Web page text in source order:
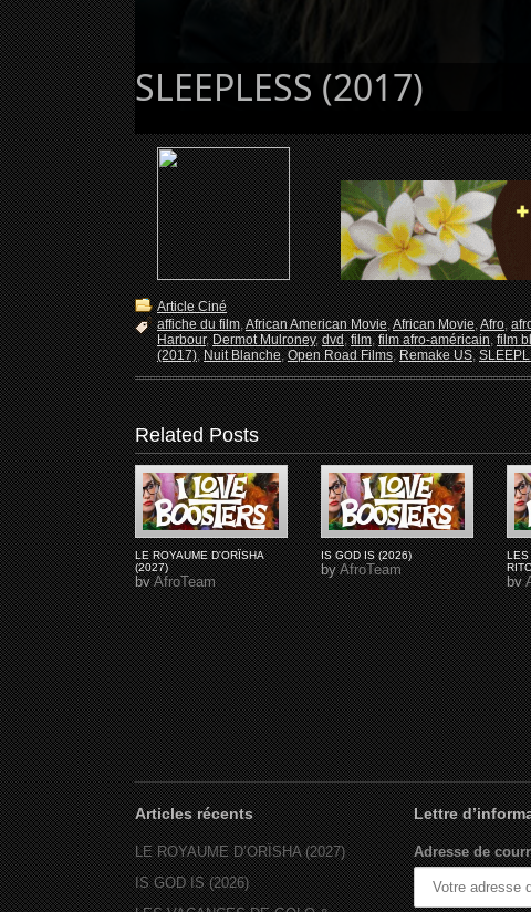
SLEEPLESS (2017)
Article Ciné
affiche du film,African American Movie,African Movie,Afro,
Harbour,Dermot Mulroney,dvd,film,film afro-américain,film
(2017),Nuit Blanche,Open Road Films,Remake US,
Related Posts
LE ROYAUME D'ORÏSHA
(2027)
byAfroTeam
IS GOD IS (2026)
byAfroTeam
LES
by
Articles récents
LE ROYAUME D’ORÏSHA (2027)
IS GOD IS (2026)
Lettre
Adresse de